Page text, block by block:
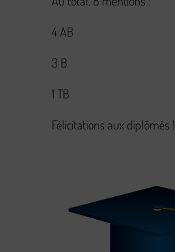
4 AB
3 B
1 TB
Félicitations aux diplômés !